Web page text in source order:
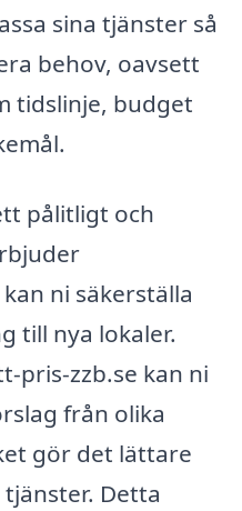
sina tjänster så
behov, oavsett
tidslinje, budget
pålitligt och
kan ni säkerställa
till nya lokaler.
pris-zzb.se kan ni
från olika
gör det lättare
Detta